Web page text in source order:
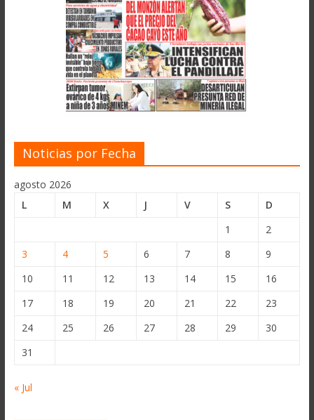
Noticias por Fecha
agosto 2026
L
M X J V S
D
1
2
3
4 5 6 7 8
9
10
11 12 13 14 15
16
17
18 19 20 21 22
23
24
25 26 27 28 29
30
31
« Jul